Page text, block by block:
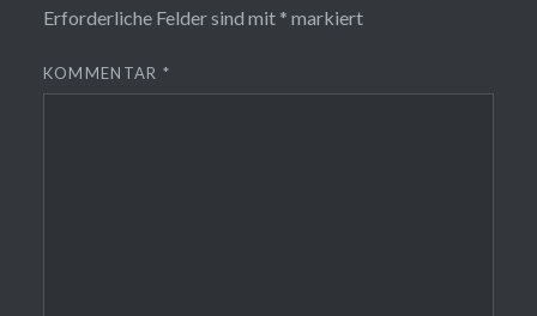
Erforderliche Felder sind mit * markiert
KOMMENTAR *